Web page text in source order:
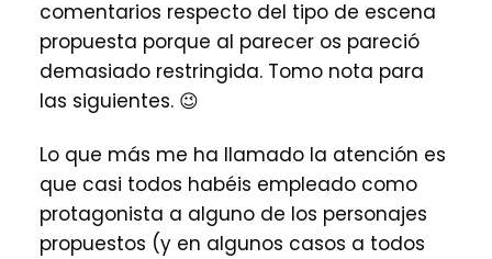
comentarios respecto del tipo de escena
propuesta porque al parecer os pareció
demasiado restringida. Tomo nota para
las siguientes. 😉
Lo que más me ha llamado la atención es
que casi todos habéis empleado como
protagonista a alguno de los personajes
propuestos (y en algunos casos a todos